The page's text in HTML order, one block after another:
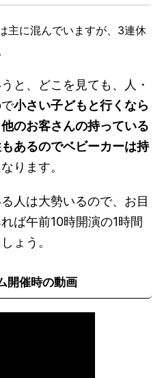
主に混んでいますが、3連休
と、どこを見ても、人・
小さい子どもと行くなら
のお客さんの持っている
あるのでベビーカーは持
ります。
人は大勢いるので、お目
ば午前10時開演の1時間
ょう。
開催時の動画